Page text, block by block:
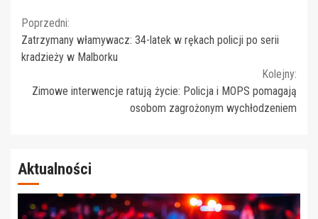
Continue
Reading
Poprzedni:
Zatrzymany włamywacz: 34-latek w rękach policji po serii
kradzieży w Malborku
Kolejny:
Zimowe interwencje ratują życie: Policja i MOPS pomagają
osobom zagrożonym wychłodzeniem
Aktualności